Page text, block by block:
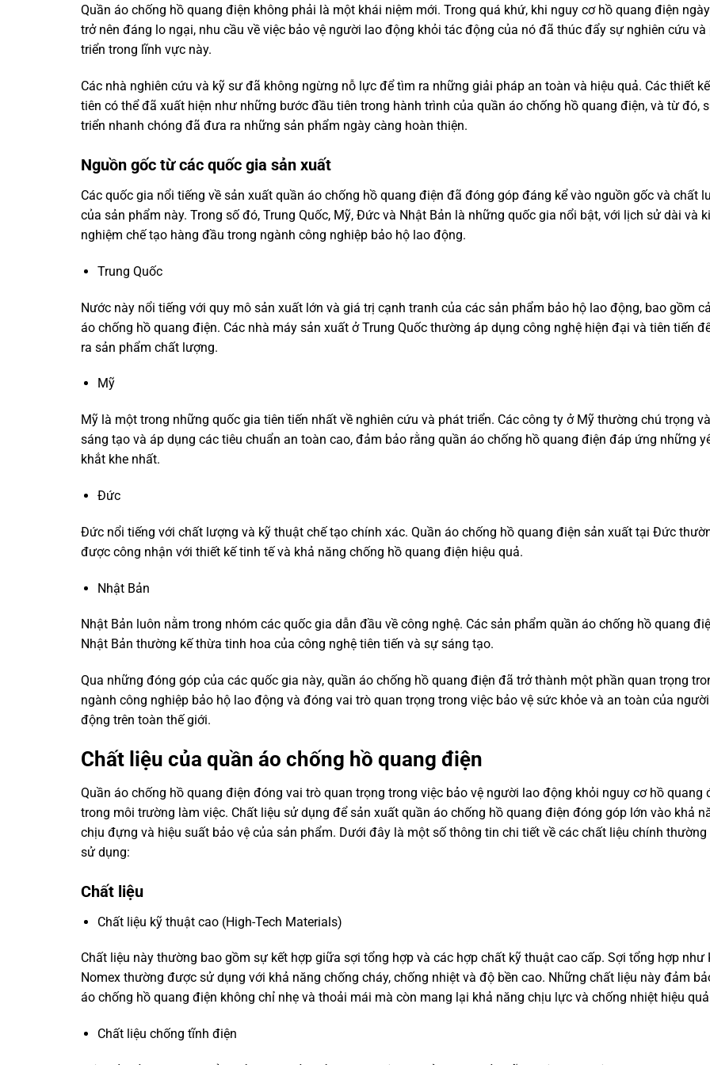
Quần áo chống hồ quang điện không phải là một khái niệm mới. Trong quá khứ, khi nguy cơ hồ quang điện
trở nên đáng lo ngại, nhu cầu về việc bảo vệ người lao động khỏi tác động của nó đã thúc đẩy sự nghiên cứu và
triển trong lĩnh vực này.
Các nhà nghiên cứu và kỹ sư đã không ngừng nỗ lực để tìm ra những giải pháp an toàn và hiệu quả. Các thiết
tiên có thể đã xuất hiện như những bước đầu tiên trong hành trình của quần áo chống hồ quang điện, và từ đó,
triển nhanh chóng đã đưa ra những sản phẩm ngày càng hoàn thiện.
Nguồn gốc từ các quốc gia sản xuất
Các quốc gia nổi tiếng về sản xuất quần áo chống hồ quang điện đã đóng góp đáng kể vào nguồn gốc và chất
của sản phẩm này. Trong số đó, Trung Quốc, Mỹ, Đức và Nhật Bản là những quốc gia nổi bật, với lịch sử dài và
nghiệm chế tạo hàng đầu trong ngành công nghiệp bảo hộ lao động.
Trung Quốc
Nước này nổi tiếng với quy mô sản xuất lớn và giá trị cạnh tranh của các sản phẩm bảo hộ lao động, bao gồm
áo chống hồ quang điện. Các nhà máy sản xuất ở Trung Quốc thường áp dụng công nghệ hiện đại và tiên tiến
ra sản phẩm chất lượng.
Mỹ
Mỹ là một trong những quốc gia tiên tiến nhất về nghiên cứu và phát triển. Các công ty ở Mỹ thường chú trọng
sáng tạo và áp dụng các tiêu chuẩn an toàn cao, đảm bảo rằng quần áo chống hồ quang điện đáp ứng những
khắt khe nhất.
Đức
Đức nổi tiếng với chất lượng và kỹ thuật chế tạo chính xác. Quần áo chống hồ quang điện sản xuất tại Đức
được công nhận với thiết kế tinh tế và khả năng chống hồ quang điện hiệu quả.
Nhật Bản
Nhật Bản luôn nằm trong nhóm các quốc gia dẫn đầu về công nghệ. Các sản phẩm quần áo chống hồ quang
Nhật Bản thường kế thừa tinh hoa của công nghệ tiên tiến và sự sáng tạo.
Qua những đóng góp của các quốc gia này, quần áo chống hồ quang điện đã trở thành một phần quan trọng
ngành công nghiệp bảo hộ lao động và đóng vai trò quan trọng trong việc bảo vệ sức khỏe và an toàn của
động trên toàn thế giới.
Chất liệu của quần áo chống hồ quang điện
Quần áo chống hồ quang điện đóng vai trò quan trọng trong việc bảo vệ người lao động khỏi nguy cơ hồ quang
trong môi trường làm việc. Chất liệu sử dụng để sản xuất quần áo chống hồ quang điện đóng góp lớn vào khả
chịu đựng và hiệu suất bảo vệ của sản phẩm. Dưới đây là một số thông tin chi tiết về các chất liệu chính
sử dụng:
Chất liệu
Chất liệu kỹ thuật cao (High-Tech Materials)
Chất liệu này thường bao gồm sự kết hợp giữa sợi tổng hợp và các hợp chất kỹ thuật cao cấp. Sợi tổng hợp như
Nomex thường được sử dụng với khả năng chống cháy, chống nhiệt và độ bền cao. Những chất liệu này đảm
áo chống hồ quang điện không chỉ nhẹ và thoải mái mà còn mang lại khả năng chịu lực và chống nhiệt hiệu
Chất liệu chống tĩnh điện